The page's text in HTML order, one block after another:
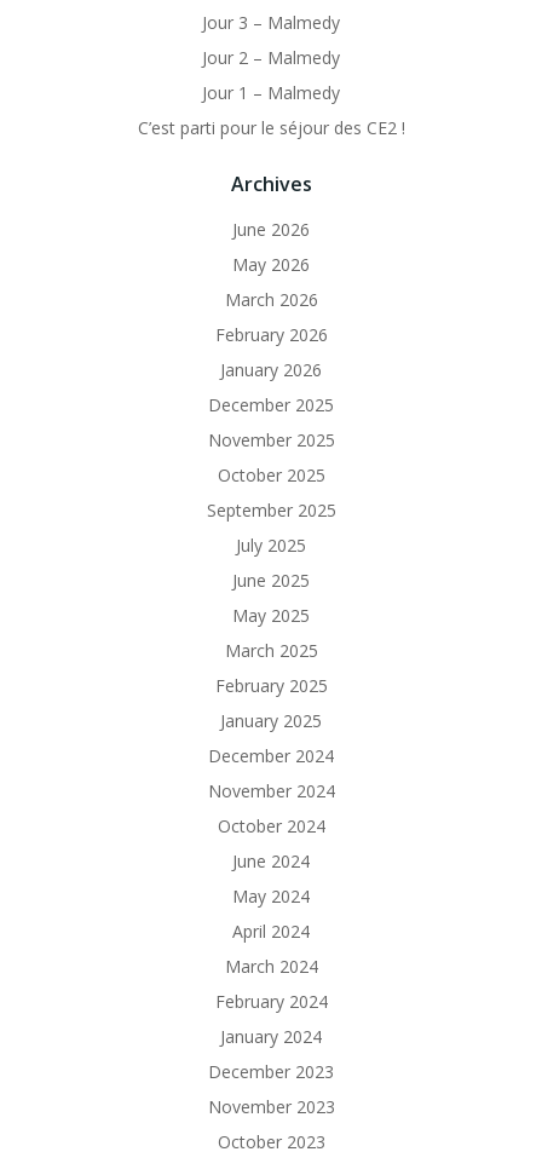
Jour 3 – Malmedy
Jour 2 – Malmedy
Jour 1 – Malmedy
C’est parti pour le séjour des CE2 !
Archives
June 2026
May 2026
March 2026
February 2026
January 2026
December 2025
November 2025
October 2025
September 2025
July 2025
June 2025
May 2025
March 2025
February 2025
January 2025
December 2024
November 2024
October 2024
June 2024
May 2024
April 2024
March 2024
February 2024
January 2024
December 2023
November 2023
October 2023